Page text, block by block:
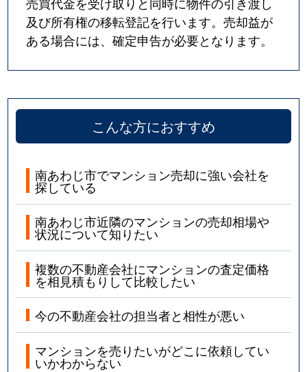
及び所有権の移転登記を行います。売却益が
ある場合には、確定申告が必要となります。
こんな方におすすめ
南あわじ市でマンション売却に強い会社を
探している
南あわじ市近隣のマンションの売却相場や
状況について知りたい
複数の不動産会社にマンションの査定価格
を相見積もりして比較したい
今の不動産会社の担当者と相性が悪い
マンションを売りたいがどこに依頼してい
いかわからない